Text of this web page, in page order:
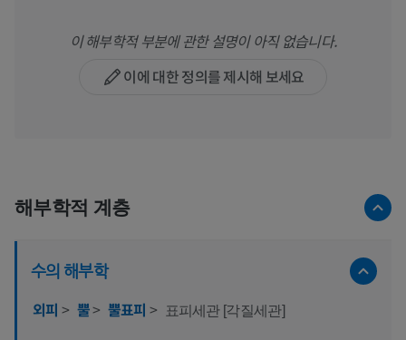
이 해부학적 부분에 관한 설명이 아직 없습니다.
이에 대한 정의를 제시해 보세요
해부학적 계층
수의 해부학
외피 > 뿔> 뿔표피 > 표피세관 [각질세관]